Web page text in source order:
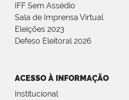
IFF Sem Assédio
Sala de Imprensa Virtual
Eleições 2023
Defeso Eleitoral 2026
ACESSO À INFORMAÇÃO
Institucional